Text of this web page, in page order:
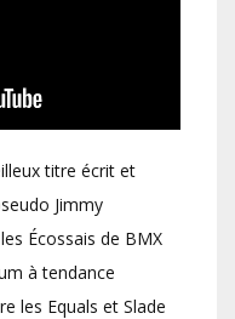
titre écrit et
Jimmy
Écossais de BMX
à tendance
les Equals et Slade